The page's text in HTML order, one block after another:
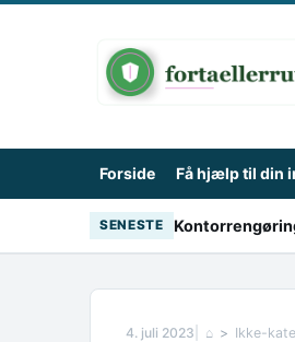
Forside Få hjælp til din
SENESTE
4. juli 2023 ⌂ Ikke-